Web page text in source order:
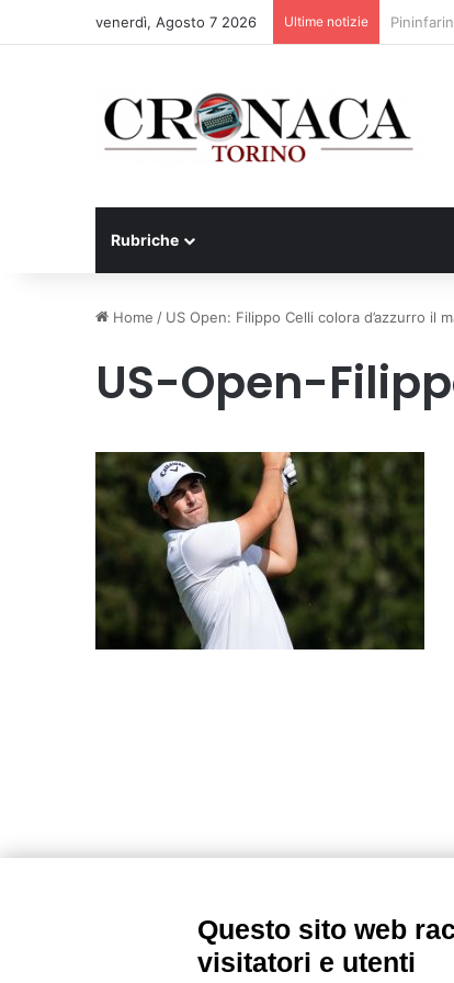
venerdì, Agosto 7 2026 Ultime notizie Cesana
Rubriche
Home / US Open: Filippo Celli colora d’azzurro il
US-Open-
Questo sito web
visitatori e utenti